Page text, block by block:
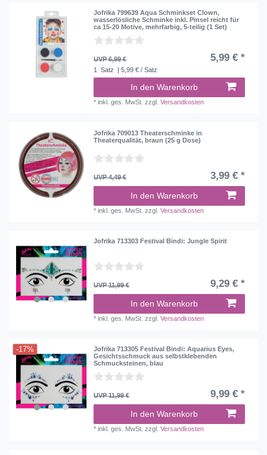
Jofrika 799639 Aqua Schminkset Clown,
wasserlösliche Schminke inkl. Pinsel reicht für
ca 15-20 Motive, mehrfarbig, 5-teilig (1 Set)
UVP 6,99 € 5,99 € *
1 Satz | 5,99 € / Satz
In den Warenkorb
*inkl. ges. MwSt. zzgl.Versandkosten
Jofrika 709013 Theaterschminke in
Theaterqualität, braun (25 g Dose)
UVP 4,49 € 3,99 € *
In den Warenkorb
*inkl. ges. MwSt. zzgl.Versandkosten
Jofrika 713303 Festival Bindi: Jungle Spirit
UVP 11,99 € 9,29 € *
In den Warenkorb
*inkl. ges. MwSt. zzgl.Versandkosten
-17%
Jofrika 713305 Festival Bindi: Aquarius Eyes,
Gesichtsschmuck aus selbstklebenden
Schmucksteinen, blau
UVP 11,99 € 9,99 € *
In den Warenkorb
*inkl. ges. MwSt. zzgl.Versandkosten